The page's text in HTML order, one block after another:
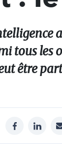
tous les
être
facebook